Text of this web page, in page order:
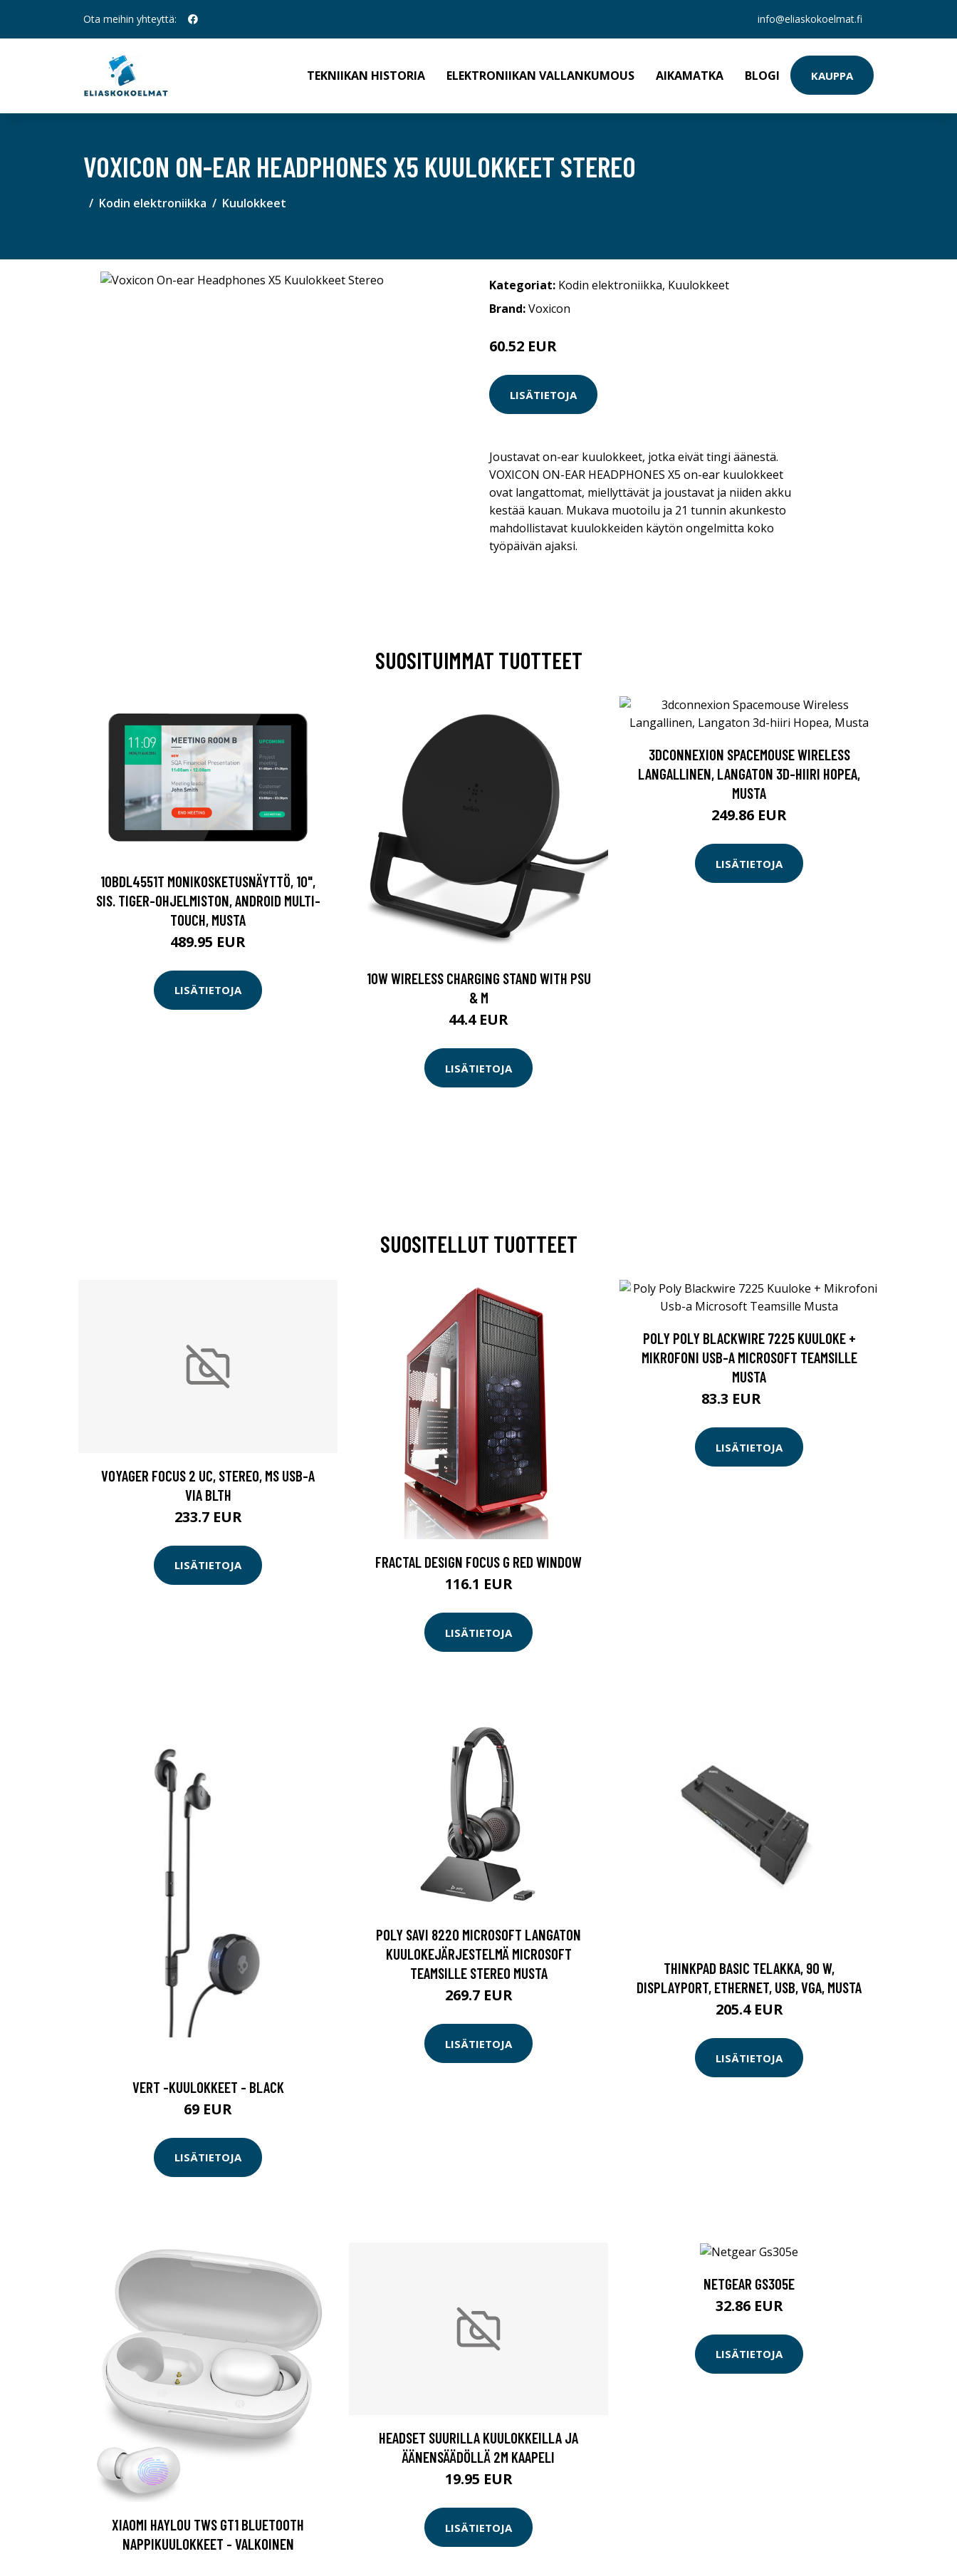
Ota meihin yhteyttä: info@eliaskokoelmat.fi
TEKNIIKAN HISTORIA ELEKTRONIIKAN VALLANKUMOUS AIKAMATKA BLOGI KAUPPA
VOXICON ON-EAR HEADPHONES X5 KUULOKKEET STEREO
Kodin elektroniikka Kuulokkeet
Kategoriat: Kodin elektroniikka, Kuulokkeet
Brand:Voxicon
60.52 EUR
LISÄTIETOJA
Joustavat on-ear kuulokkeet, jotka eivät tingi äänestä.
VOXICON ON-EAR HEADPHONES X5 on-ear kuulokkeet
ovat langattomat, miellyttävät ja joustavat ja niiden akku
kestää kauan. Mukava muotoilu ja 21 tunnin akunkesto
mahdollistavat kuulokkeiden käytön ongelmitta koko
työpäivän ajaksi.
SUOSITUIMMAT TUOTTEET
10BDL4551T MONIKOSKETUSNÄYTTÖ, 10",
SIS. TIGER-OHJELMISTON, ANDROID MULTI-
TOUCH, MUSTA
489.95 EUR
LISÄTIETOJA
10W WIRELESS CHARGING STAND WITH PSU
& M
44.4 EUR
LISÄTIETOJA
3DCONNEXION SPACEMOUSE WIRELESS
LANGALLINEN, LANGATON 3D-HIIRI HOPEA,
MUSTA
249.86 EUR
LISÄTIETOJA
SUOSITELLUT TUOTTEET
VOYAGER FOCUS 2 UC, STEREO, MS USB-A
VIA BLTH
233.7 EUR
LISÄTIETOJA FRACTAL DESIGN FOCUS G RED WINDOW
116.1 EUR
LISÄTIETOJA
POLY POLY BLACKWIRE 7225 KUULOKE +
MIKROFONI USB-A MICROSOFT TEAMSILLE
MUSTA
83.3 EUR
LISÄTIETOJA
VERT -KUULOKKEET - BLACK
69 EUR
LISÄTIETOJA
POLY SAVI 8220 MICROSOFT LANGATON
KUULOKEJÄRJESTELMÄ MICROSOFT
TEAMSILLE STEREO MUSTA
269.7 EUR
LISÄTIETOJA
THINKPAD BASIC TELAKKA, 90 W,
DISPLAYPORT, ETHERNET, USB, VGA, MUSTA
205.4 EUR
LISÄTIETOJA
XIAOMI HAYLOU TWS GT1 BLUETOOTH
NAPPIKUULOKKEET - VALKOINEN
HEADSET SUURILLA KUULOKKEILLA JA
ÄÄNENSÄÄDÖLLÄ 2M KAAPELI
19.95 EUR
LISÄTIETOJA
NETGEAR GS305E
32.86 EUR
LISÄTIETOJA